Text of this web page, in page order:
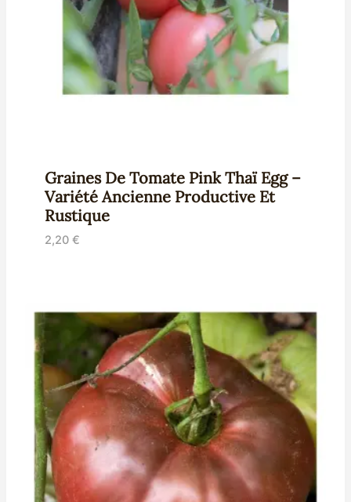
Graines De Tomate Pink Thaï Egg –
Variété Ancienne Productive Et
Rustique
2,20 €